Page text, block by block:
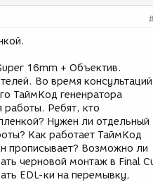
16mm + Объектив.
Во время консультаций
ТаймКод гененратора
работы. Ребят, кто
Нужен ли отдельный
Как работает ТаймКод
прописывает? Возможно ли
черновой монтаж в Final
EDL-ки на перемывку,